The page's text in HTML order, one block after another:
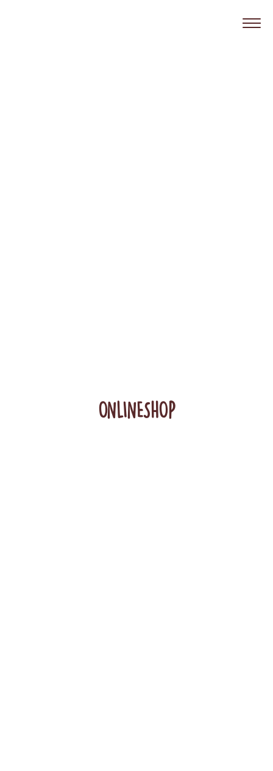
ONLINESHOP